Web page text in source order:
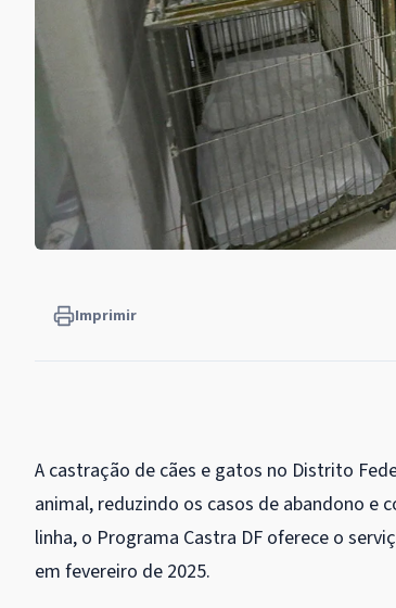
Imprimir
A castração de cães e gatos no Distrito
animal, reduzindo os casos de abandono e
linha, o Programa Castra DF oferece o
em fevereiro de 2025.